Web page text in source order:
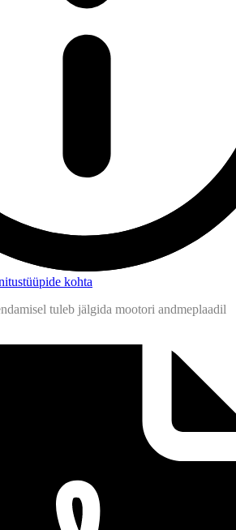
kohta
tuleb jälgida mootori andmeplaadil